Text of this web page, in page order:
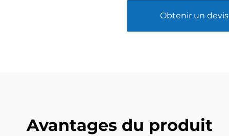
Obtenir un devis
Avantages du produit